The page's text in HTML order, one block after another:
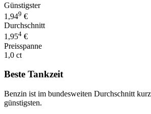
Günstigster
1,949 €
Durchschnitt
1,954 €
Preisspanne
1,0 ct
Beste Tankzeit
Benzin ist im bundesweiten Durchschnitt
günstigsten.